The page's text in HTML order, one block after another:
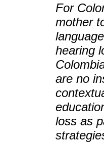
For
mother
hearing
are no
loss as